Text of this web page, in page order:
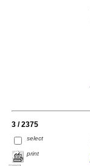
3 / 2375
select
print